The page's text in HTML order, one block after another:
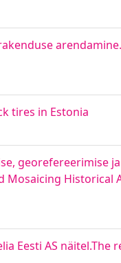
tires in Estonia
georefereerimise
Historical
Eesti AS